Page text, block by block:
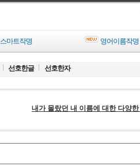
스마트작명 영어이름작명
선호한글 선호한자